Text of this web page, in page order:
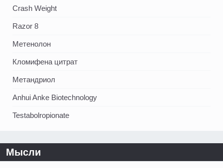
Crash Weight
Razor 8
Метенолон
Кломифена цитрат
Метандриол
Anhui Anke Biotechnology
Testabolropionate
Мысли